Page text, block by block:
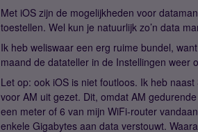
Met iOS zijn de mogelijkheden voor
toestellen. Wel kun je natuurlijk zo’n data
Ik heb weliswaar een erg ruime bundel,
maand de datateller in de Instellingen weer
Let op: ook iOS is niet foutloos. Ik heb
voor AM uit gezet. Dit, omdat AM
een meter of 6 van mijn WiFi-router
enkele Gigabytes aan data verstouwt.